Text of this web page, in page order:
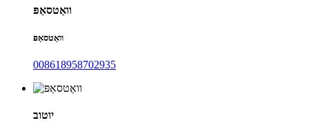
וואַטסאַפּ
וואַטסאַפּ
008618958702935
יוטוב